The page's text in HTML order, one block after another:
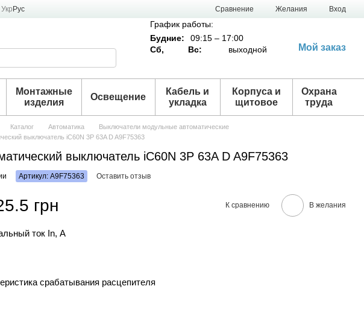
Укр Рус Сравнение Желания Вход
График работы:
Будние:
09:15 – 17:00
Сб,
Вс: выходной Мой заказ
Монтажные
изделия
Освещение
Кабель и
укладка
Корпуса и
щитовое
Охрана
труда
Каталог Автоматика
Выключатели модульные автоматические
выключатель iC60N 3P 63A D A9F75363
выключатель iC60N 3P 63A D A9F75363
Артикул: A9F75363 Оставить отзыв
грн К сравнению В желания
ток In, А
срабатывания расцепителя